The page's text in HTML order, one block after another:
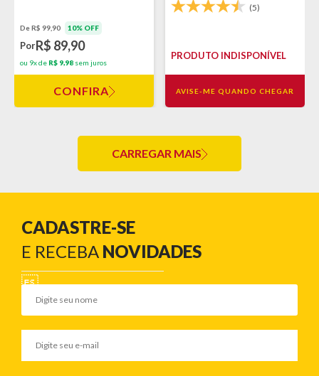
De R$ 99,90 10% OFF
PorR$ 89,90
ou 9x de R$ 9,98 sem juros
CONFIRA
(5)
PRODUTO INDISPONÍVEL
AVISE-ME QUANDO CHEGAR
CARREGAR MAIS
CADASTRE-SE
E RECEBA NOVIDADES